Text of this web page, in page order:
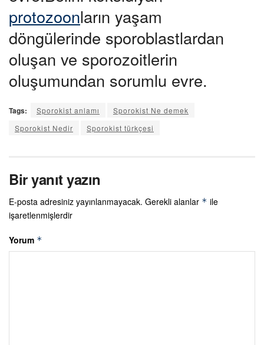
protozoonların yaşam
döngülerinde sporoblastlardan
oluşan ve sporozoitlerin
oluşumundan sorumlu evre.
Tags: Sporokist anlamı
Sporokist Ne demek
Sporokist Nedir
Sporokist türkçesi
Bir yanıt yazın
E-posta adresiniz yayınlanmayacak. Gerekli alanlar * ile
işaretlenmişlerdir
Yorum *